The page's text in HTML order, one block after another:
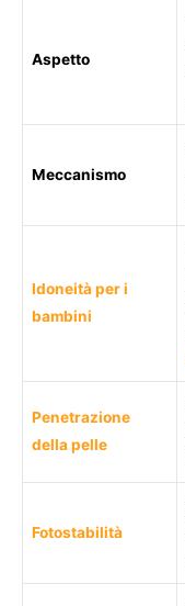
Aspetto
Meccanismo
Idoneità per i
bambini
Penetrazione
della pelle
Fotostabilità